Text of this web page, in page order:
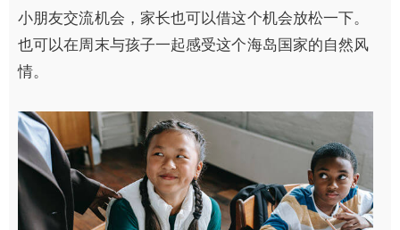
小朋友交流机会，家长也可以借这个机会放松一下。
也可以在周末与孩子一起感受这个海岛国家的自然风
情。